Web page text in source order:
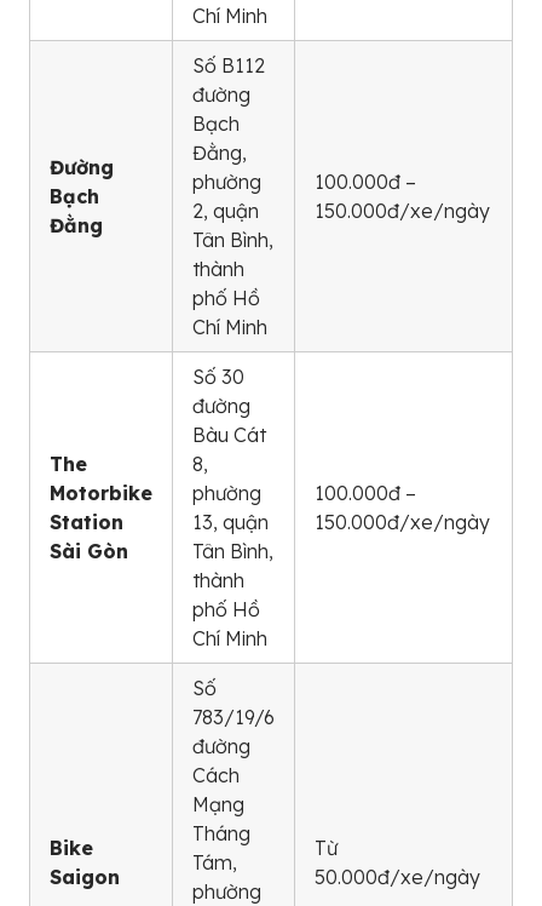
Chí Minh
Đường
Bạch
Đằng
Số B112
đường
Bạch
Đằng,
phường
2, quận
Tân Bình,
thành
phố Hồ
Chí Minh
100.000đ –
150.000đ/xe/ngày
The
Motorbike
Station
Sài Gòn
Số 30
đường
Bàu Cát
8,
phường
13, quận
Tân Bình,
thành
phố Hồ
Chí Minh
100.000đ –
150.000đ/xe/ngày
Bike
Saigon
Số
783/19/6
đường
Cách
Mạng
Tháng
Tám,
phường
Từ
50.000đ/xe/ngày